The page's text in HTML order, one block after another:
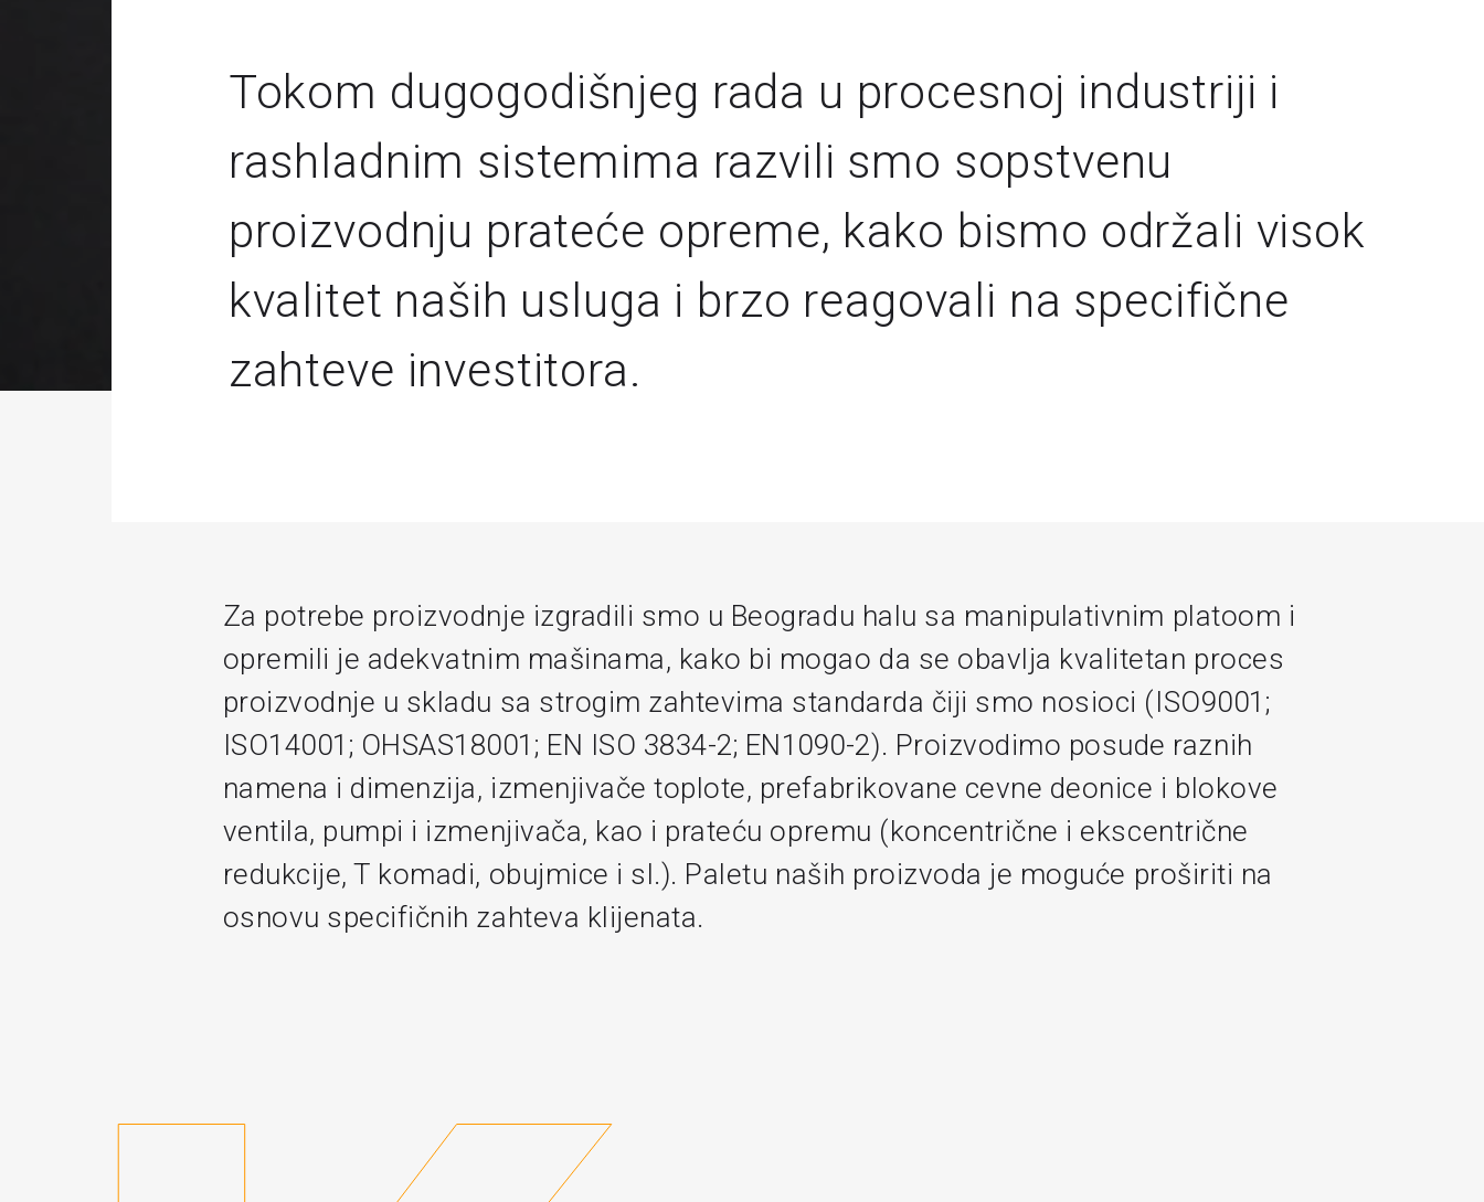
Tokom dugogodišnjeg rada u procesnoj industriji i
rashladnim sistemima razvili smo sopstvenu
proizvodnju prateće opreme, kako bismo održali visok
kvalitet naših usluga i brzo reagovali na specifične
zahteve investitora.
Za potrebe proizvodnje izgradili smo u Beogradu halu sa manipulativnim platoom i
opremili je adekvatnim mašinama, kako bi mogao da se obavlja kvalitetan proces
proizvodnje u skladu sa strogim zahtevima standarda čiji smo nosioci (ISO9001;
ISO14001; OHSAS18001; EN ISO 3834-2; EN1090-2). Proizvodimo posude raznih
namena i dimenzija, izmenjivače toplote, prefabrikovane cevne deonice i blokove
ventila, pumpi i izmenjivača, kao i prateću opremu (koncentrične i ekscentrične
redukcije, T komadi, obujmice i sl.). Paletu naših proizvoda je moguće proširiti na
osnovu specifičnih zahteva klijenata.